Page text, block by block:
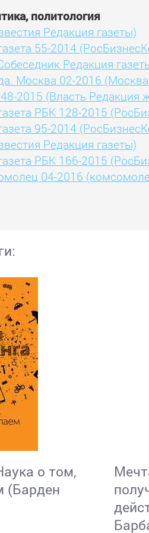
политология
Редакция газеты)
55-2014
Редакция
Москва 02-2016
2015 (Власть Редакция
РБК 128-2015
95-2014
Редакция газеты)
РБК 166-2015
04-2016
о том,
(Барден